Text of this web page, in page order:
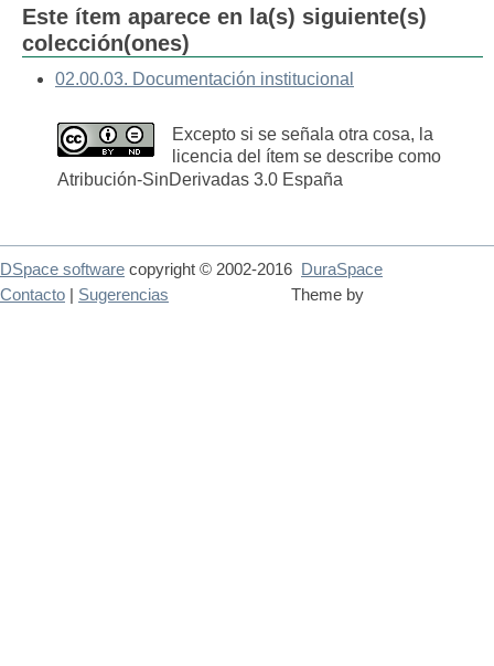
Este ítem aparece en la(s) siguiente(s)
colección(ones)
02.00.03. Documentación institucional
Excepto si se señala otra cosa, la
licencia del ítem se describe como
Atribución-SinDerivadas 3.0 España
DSpace software copyright © 2002-2016
DuraSpace
Theme by
Contacto Sugerencias